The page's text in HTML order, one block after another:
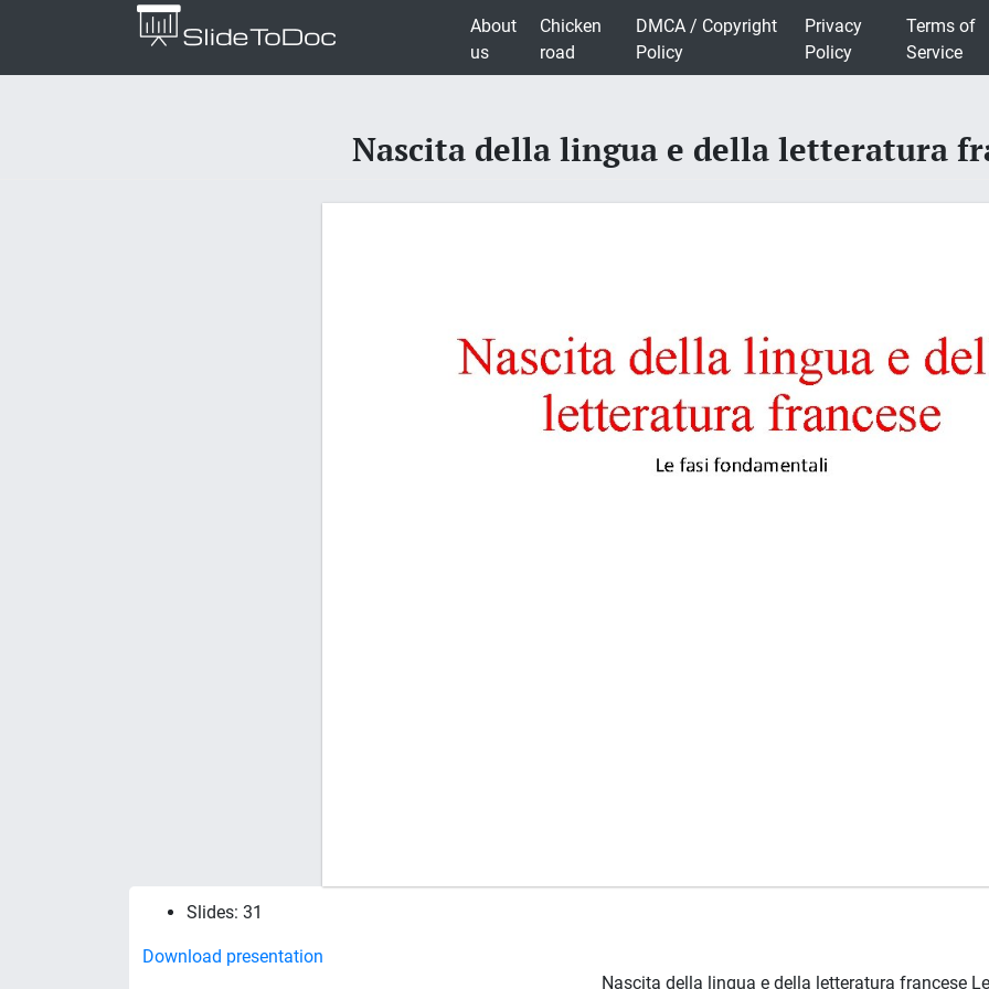
About
us
Chicken
road
DMCA / Copyright
Policy
Privacy
Policy
Terms of
Service
Nascita della lingua e della letteratura
Slides: 31
Download presentation
Nascita della lingua e della letteratura francese